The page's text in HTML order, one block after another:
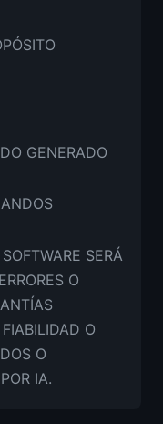
GENERADO
SERÁ
O
O
O
IA.